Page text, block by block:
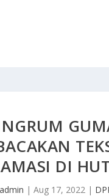
DI
admin | Aug 17, 2022 |